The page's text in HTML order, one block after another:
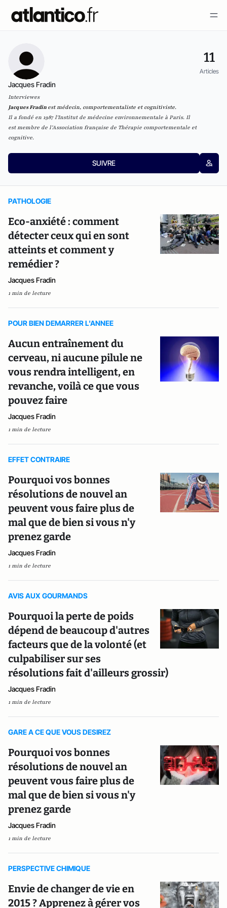
11
Articles
Jacques Fradin
Interviewes
Jacques Fradin est médecin, comportementaliste et cognitiviste.
Il a fondé en 1987 l'Institut de médecine environnementale à Paris. Il
est membre de l’Association française de Thérapie comportementale et
cognitive.
SUIVRE
PATHOLOGIE
Eco-anxiété : comment
détecter ceux qui en sont
atteints et comment y
remédier ?
Jacques Fradin
1 min de lecture
POUR BIEN DEMARRER L'ANNEE
Aucun entraînement du
cerveau, ni aucune pilule ne
vous rendra intelligent, en
revanche, voilà ce que vous
pouvez faire
Jacques Fradin
1 min de lecture
EFFET CONTRAIRE
Pourquoi vos bonnes
résolutions de nouvel an
peuvent vous faire plus de
mal que de bien si vous n'y
prenez garde
Jacques Fradin
1 min de lecture
AVIS AUX GOURMANDS
Pourquoi la perte de poids
dépend de beaucoup d'autres
facteurs que de la volonté (et
culpabiliser sur ses
résolutions fait d'ailleurs grossir)
Jacques Fradin
1 min de lecture
GARE A CE QUE VOUS DESIREZ
Pourquoi vos bonnes
résolutions de nouvel an
peuvent vous faire plus de
mal que de bien si vous n'y
prenez garde
Jacques Fradin
1 min de lecture
PERSPECTIVE CHIMIQUE
Envie de changer de vie en
2015 ? Apprenez à gérer vos